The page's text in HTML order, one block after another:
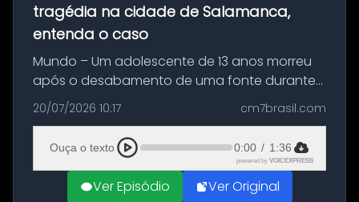
tragédia na cidade de Salamanca,
entenda o caso
Mundo – Um adolescente de 13 anos morreu
após o desabamento de uma fonte durante
as comemorações pelo título da Copa do
Mundo conquistado pela Espanha, em
Ciudad Rodrigo, na província de Salamanca,
no...
20/07/2026 10:17 cm7brasil.com
Ouça o texto 0:00 / 1:36
powered by VOICEXPRESS
Ver Episódio Ver Original